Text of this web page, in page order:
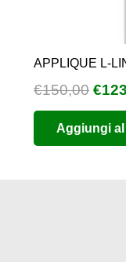
APPLIQUE L-
€150,00 Il
era:
€
Aggiungi